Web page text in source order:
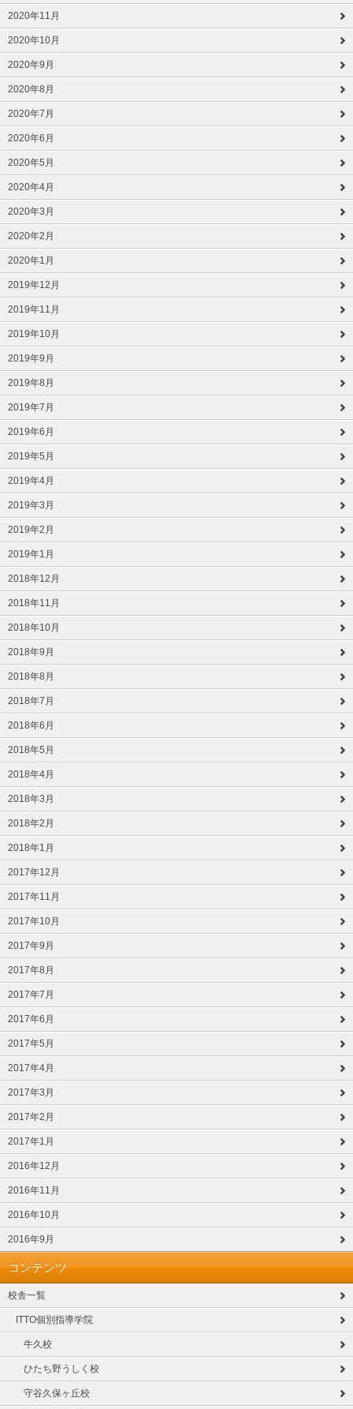
2020年11月
2020年10月
2020年9月
2020年8月
2020年7月
2020年6月
2020年5月
2020年4月
2020年3月
2020年2月
2020年1月
2019年12月
2019年11月
2019年10月
2019年9月
2019年8月
2019年7月
2019年6月
2019年5月
2019年4月
2019年3月
2019年2月
2019年1月
2018年12月
2018年11月
2018年10月
2018年9月
2018年8月
2018年7月
2018年6月
2018年5月
2018年4月
2018年3月
2018年2月
2018年1月
2017年12月
2017年11月
2017年10月
2017年9月
2017年8月
2017年7月
2017年6月
2017年5月
2017年4月
2017年3月
2017年2月
2017年1月
2016年12月
2016年11月
2016年10月
2016年9月
コンテンツ
校舎一覧
ITTO個別指導学院
牛久校
ひたち野うしく校
守谷久保ヶ丘校